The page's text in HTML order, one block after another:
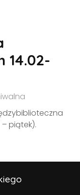
14.02-
piątek).